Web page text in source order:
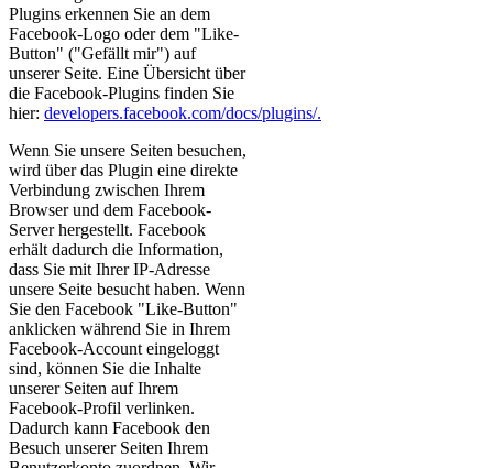
Plugins erkennen Sie an dem
Facebook-Logo oder dem "Like-
Button" ("Gefällt mir") auf
unserer Seite. Eine Übersicht über
die Facebook-Plugins finden Sie
hier: developers.facebook.com/docs/plugins/.
Wenn Sie unsere Seiten besuchen,
wird über das Plugin eine direkte
Verbindung zwischen Ihrem
Browser und dem Facebook-
Server hergestellt. Facebook
erhält dadurch die Information,
dass Sie mit Ihrer IP-Adresse
unsere Seite besucht haben. Wenn
Sie den Facebook "Like-Button"
anklicken während Sie in Ihrem
Facebook-Account eingeloggt
sind, können Sie die Inhalte
unserer Seiten auf Ihrem
Facebook-Profil verlinken.
Dadurch kann Facebook den
Besuch unserer Seiten Ihrem